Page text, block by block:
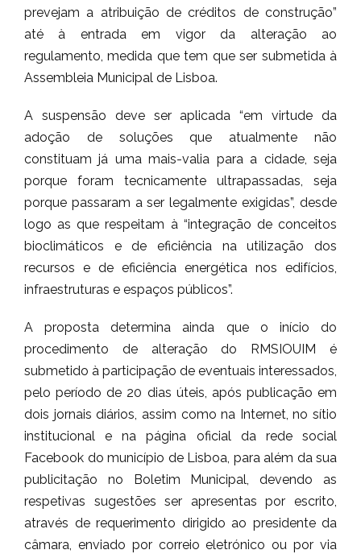
prevejam a atribuição de créditos de construção”
até à entrada em vigor da alteração ao
regulamento, medida que tem que ser submetida à
Assembleia Municipal de Lisboa.
A suspensão deve ser aplicada “em virtude da
adoção de soluções que atualmente não
constituam já uma mais-valia para a cidade, seja
porque foram tecnicamente ultrapassadas, seja
porque passaram a ser legalmente exigidas”, desde
logo as que respeitam à “integração de conceitos
bioclimáticos e de eficiência na utilização dos
recursos e de eficiência energética nos edifícios,
infraestruturas e espaços públicos”.
A proposta determina ainda que o início do
procedimento de alteração do RMSIOUIM é
submetido à participação de eventuais interessados,
pelo período de 20 dias úteis, após publicação em
dois jornais diários, assim como na Internet, no sítio
institucional e na página oficial da rede social
Facebook do município de Lisboa, para além da sua
publicitação no Boletim Municipal, devendo as
respetivas sugestões ser apresentas por escrito,
através de requerimento dirigido ao presidente da
câmara, enviado por correio eletrónico ou por via